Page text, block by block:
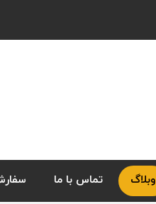
وبلاگ تماس با ما